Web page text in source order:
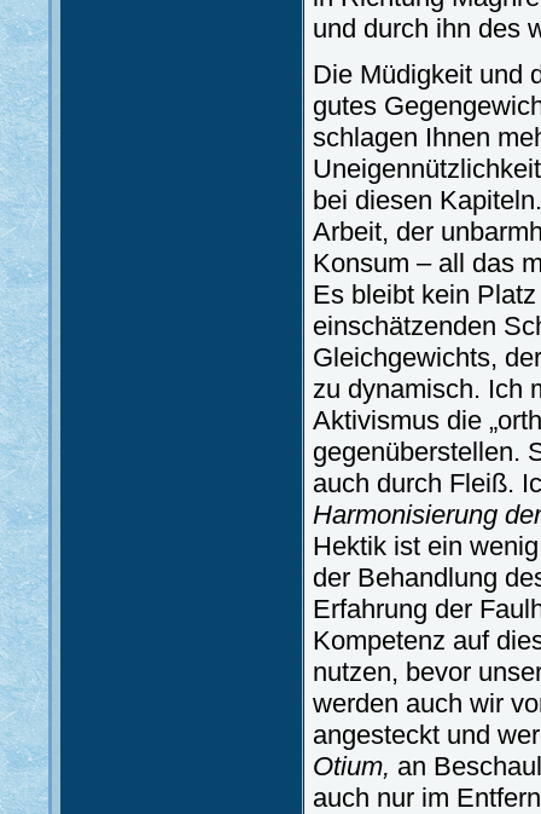
und durch ihn des
Die Müdigkeit und
gutes
schlagen Ihnen
bei diesen
Arbeit, der
Konsum – all das
Es bleibt kein
einschätzenden
Gleichgewichts,
zu dynamisch. Ich
Aktivismus die
gegenüberstellen.
auch durch Fleiß.
Harmonisierung
Hektik ist ein
der Behandlung
Erfahrung der
Kompetenz auf
nutzen, bevor
werden auch wir
angesteckt und
Otium, an
auch nur im